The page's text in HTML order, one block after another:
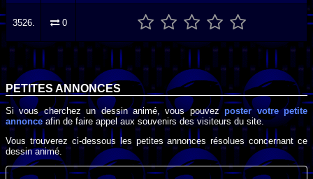
3526. 0
PETITES ANNONCES
Si vous cherchez un dessin animé, vous pouvezposter votre petite
annonce afin de faire appel aux souvenirs des visiteurs du site.
Vous trouverez ci-dessous les petites annonces résolues concernant ce
dessin animé.